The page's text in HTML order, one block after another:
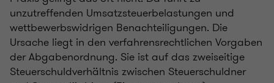
unzutreffenden Umsatzsteuerbelastungen und
wettbewerbswidrigen Benachteiligungen. Die
Ursache liegt in den verfahrensrechtlichen Vorgaben
der Abgabenordnung. Sie ist auf das zweiseitige
Steuerschuldverhältnis zwischen Steuerschuldner